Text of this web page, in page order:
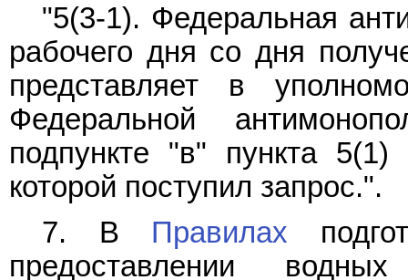
"5(3-1). Федеральная
рабочего дня со дня
представляет в
Федеральной
подпункте "в" пункта
которой поступил запрос.".
7. В Правилах
предоставлении